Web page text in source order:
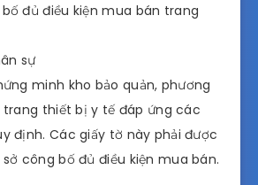
đủ điều kiện mua bán trang
sự
minh kho bảo quản, phương
trang thiết bị y tế đáp ứng các
định. Các giấy tờ này phải được
công bố đủ điều kiện mua bán.